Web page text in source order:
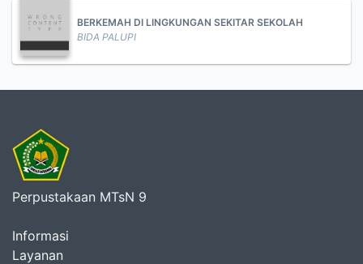
BERKEMAH DI LINGKUNGAN SEKITAR SEKOLAH
BIDA PALUPI
Perpustakaan MTsN 9
Informasi
Layanan